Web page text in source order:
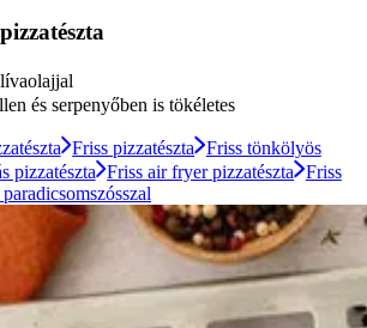
és serpenyőben is tökéletes
Friss pizzatészta Friss tönkölyös
pizzatészta Friss air fryer pizzatészta Friss